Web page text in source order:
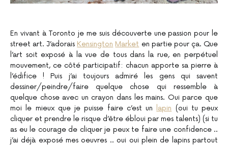
En vivant à Toronto je me suis découverte une passion pour le
street art. J’adorais Kensington Market en partie pour ça. Que
l’art soit exposé à la vue de tous dans la rue, en perpétuel
mouvement, ce côté participatif: chacun apporte sa pierre à
l’édifice ! Puis j’ai toujours admiré les gens qui savent
dessiner/peindre/faire quelque chose qui ressemble à
quelque chose avec un crayon dans les mains. Oui parce que
moi le mieux que je puisse faire c’est un
lapin (oui tu peux
cliquer et prendre le risque d’être ébloui par mes talents) (si tu
as eu le courage de cliquer je peux te faire une confidence ..
j’ai déjà exposé mes oeuvres .. oui oui plein de lapins partout